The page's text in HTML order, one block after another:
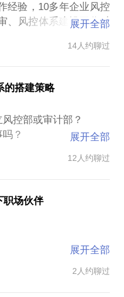
翔的翅膀----内审实务之
索》 《以风险为导向的
师---审计营销实践与思
计---审计项目管理实践
，到国企、民企、社会
适合我实现职业理想？
经验，10多年企业风控
、风控体系建设工作对
审计工作规划、项目管
手教你从内审进阶之道
为风控达人。
风控体系建设？
，并能生根发芽？
？
展开全部
14人约聊过
的搭建策略
控部或审计部？
？
展开全部
12人约聊过
职场伙伴
展开全部
2人约聊过